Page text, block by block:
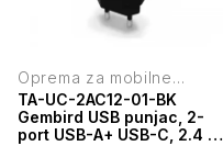
Oprema za mobilne
telefone
TA-UC-2AC12-01-BK
Gembird USB punjac, 2-
port USB-A+ USB-C, 2.4 A,